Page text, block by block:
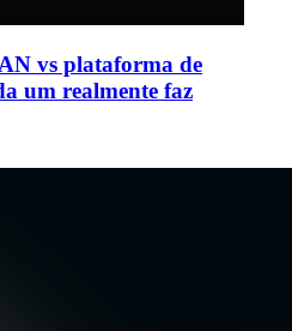
vs plataforma de
um realmente faz